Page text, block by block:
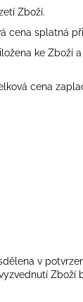
Zboží.
cena splatná
ke Zboží
cena
v
Zboží